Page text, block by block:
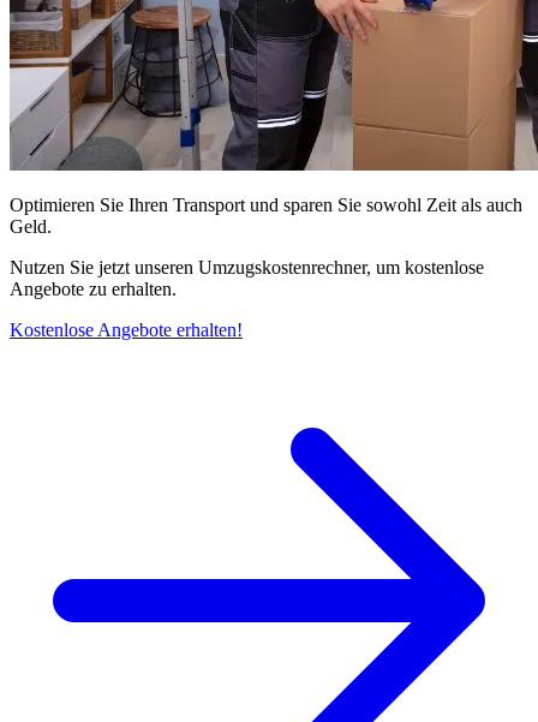
Optimieren Sie Ihren Transport und sparen Sie sowohl Zeit als auch
Geld.
Nutzen Sie jetzt unseren Umzugskostenrechner, um kostenlose
Angebote zu erhalten.
Kostenlose Angebote erhalten!